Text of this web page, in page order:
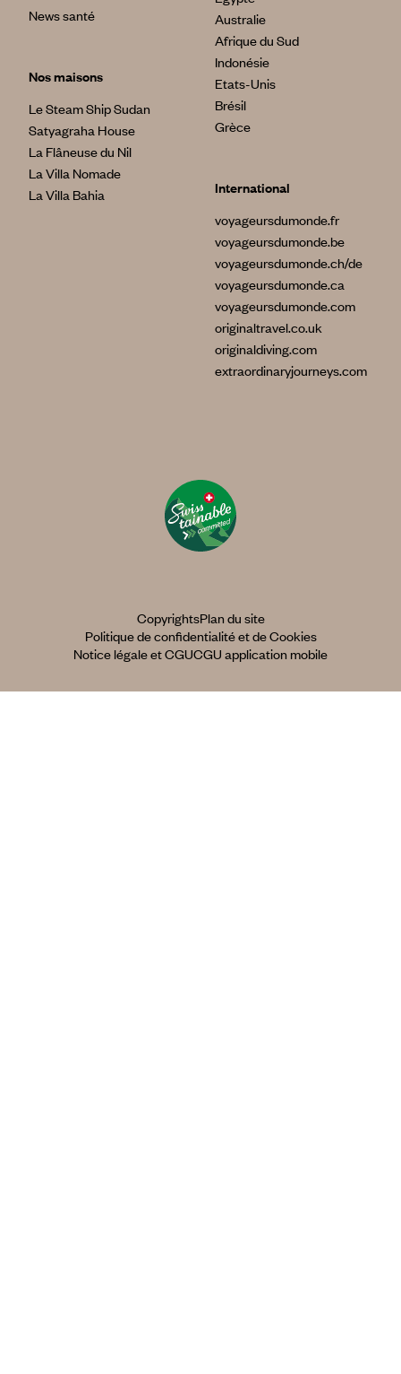
News santé
Nos maisons
Le Steam Ship Sudan
Satyagraha House
La Flâneuse du Nil
La Villa Nomade
La Villa Bahia
Australie
Afrique du Sud
Indonésie
Etats-Unis
Brésil
Grèce
International
voyageursdumonde.fr
voyageursdumonde.be
voyageursdumonde.ch/de
voyageursdumonde.ca
voyageursdumonde.com
originaltravel.co.uk
originaldiving.com
extraordinaryjourneys.com
CopyrightsPlan du site
Politique de confidentialité et de Cookies
Notice légale et CGUCGU application mobile